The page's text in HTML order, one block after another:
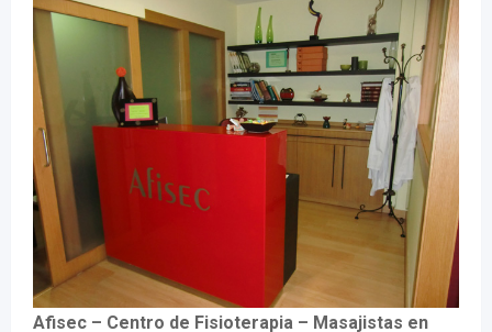
Afisec – Centro de Fisioterapia – Masajistas en